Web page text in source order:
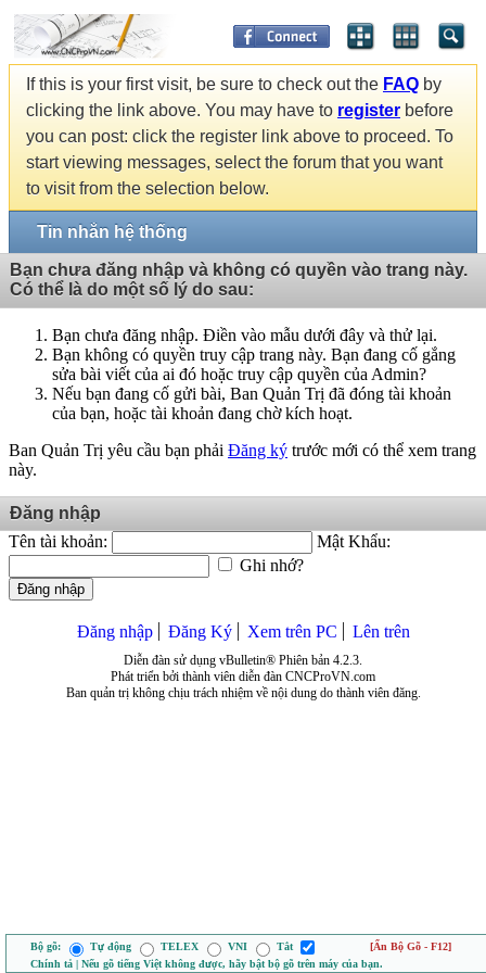
If this is your first visit, be sure to check out the FAQ by
clicking the link above. You may have to register before
you can post: click the register link above to proceed. To
start viewing messages, select the forum that you want
to visit from the selection below.
Tin nhắn hệ thống
Bạn chưa đăng nhập và không có quyền vào trang này.
Có thể là do một số lý do sau:
Bạn chưa đăng nhập. Điền vào mẫu dưới đây và thử lại.
Bạn không có quyền truy cập trang này. Bạn đang cố gắng
sửa bài viết của ai đó hoặc truy cập quyền của Admin?
Nếu bạn đang cố gửi bài, Ban Quản Trị đã đóng tài khoản
của bạn, hoặc tài khoản đang chờ kích hoạt.
Ban Quản Trị yêu cầu bạn phải Đăng ký trước mới có thể xem trang
này.
Đăng nhập
Tên tài khoản:
Mật Khẩu:
Ghi nhớ?
Đăng nhập
Đăng nhập Đăng Ký Xem trên PC Lên trên
Diễn đàn sử dụng vBulletin® Phiên bản 4.2.3.
Phát triển bởi thành viên diễn đàn CNCProVN.com
Ban quản trị không chịu trách nhiệm về nội dung do thành viên đăng.
Bộ gõ: Tự động TELEX VNI Tắt
[Ẩn Bộ Gõ - F12]
Chính tả | Nếu gõ tiếng Việt không được, hãy bật bộ gõ trên máy của bạn.